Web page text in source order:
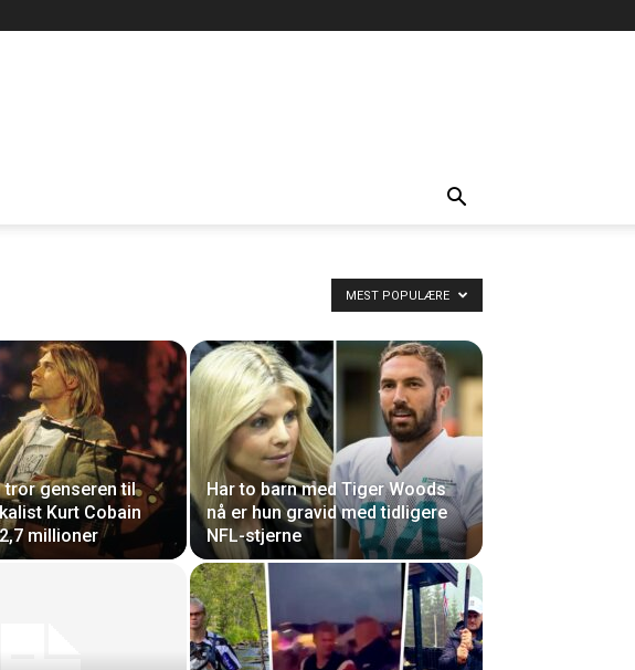
MEST POPULÆRE
tror genseren til
Kurt Cobain
millioner
Har to barn med Tiger Woods
nå er hun gravid med tidligere
NFL-stjerne